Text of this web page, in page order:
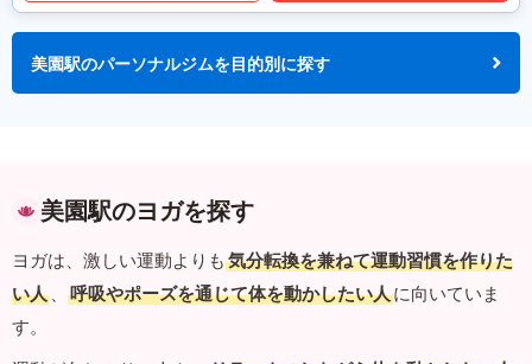
美園駅のパーソナルジムを目的別に探す
美園駅のヨガを探す
ヨガは、激しい運動よりも 気分転換を兼ねて運動習慣を作りた
い人 、 呼吸やポーズを通じて体を動かしたい人に向いていま
す。